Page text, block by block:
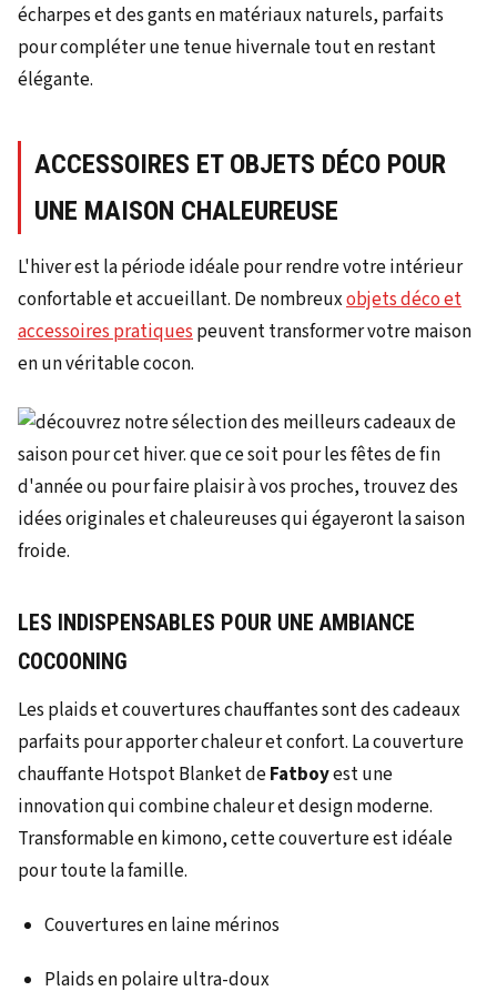
écharpes et des gants en matériaux naturels, parfaits
pour compléter une tenue hivernale tout en restant
élégante.
ACCESSOIRES ET OBJETS DÉCO POUR
UNE MAISON CHALEUREUSE
L'hiver est la période idéale pour rendre votre intérieur
confortable et accueillant. De nombreuxobjets déco et
accessoires pratiques peuvent transformer votre maison
en un véritable cocon.
LES INDISPENSABLES POUR UNE AMBIANCE
COCOONING
Les plaids et couvertures chauffantes sont des cadeaux
parfaits pour apporter chaleur et confort. La couverture
chauffante Hotspot Blanket deFatboyest une
innovation qui combine chaleur et design moderne.
Transformable en kimono, cette couverture est idéale
pour toute la famille.
Couvertures en laine mérinos
Plaids en polaire ultra-doux